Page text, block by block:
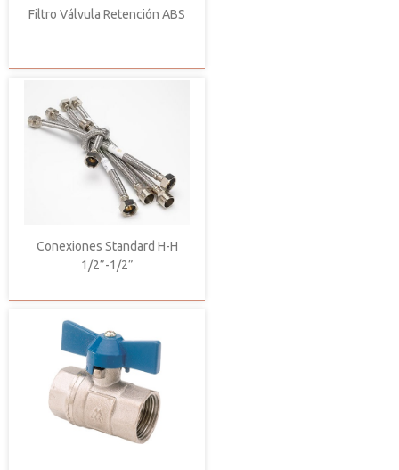
Filtro Válvula Retención ABS
Conexiones Standard H-H
1/2”-1/2”